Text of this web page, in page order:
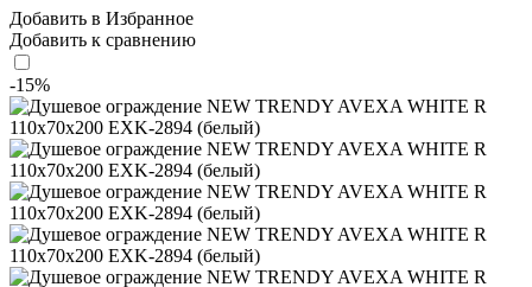
Добавить в Избранное
Добавить к сравнению
-15%